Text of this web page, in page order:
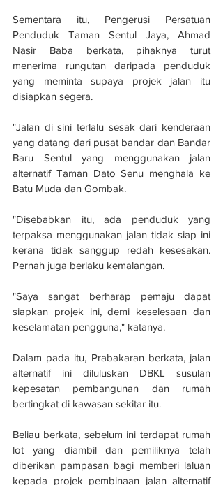
Sementara itu, Pengerusi Persatuan
Penduduk Taman Sentul Jaya, Ahmad
Nasir Baba berkata, pihaknya turut
menerima rungutan daripada penduduk
yang meminta supaya projek jalan itu
disiapkan segera.
"Jalan di sini terlalu sesak dari kenderaan
yang datang dari pusat bandar dan Bandar
Baru Sentul yang menggunakan jalan
alternatif Taman Dato Senu menghala ke
Batu Muda dan Gombak.
"Disebabkan itu, ada penduduk yang
terpaksa menggunakan jalan tidak siap ini
kerana tidak sanggup redah kesesakan.
Pernah juga berlaku kemalangan.
"Saya sangat berharap pemaju dapat
siapkan projek ini, demi keselesaan dan
keselamatan pengguna," katanya.
Dalam pada itu, Prabakaran berkata, jalan
alternatif ini diluluskan DBKL susulan
kepesatan pembangunan dan rumah
bertingkat di kawasan sekitar itu.
Beliau berkata, sebelum ini terdapat rumah
lot yang diambil dan pemiliknya telah
diberikan pampasan bagi memberi laluan
kepada projek pembinaan jalan alternatif